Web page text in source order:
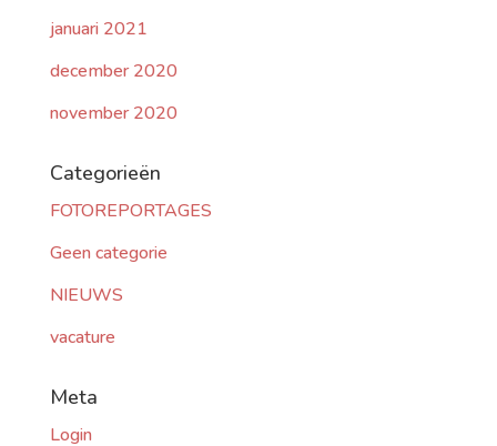
januari 2021
december 2020
november 2020
Categorieën
FOTOREPORTAGES
Geen categorie
NIEUWS
vacature
Meta
Login